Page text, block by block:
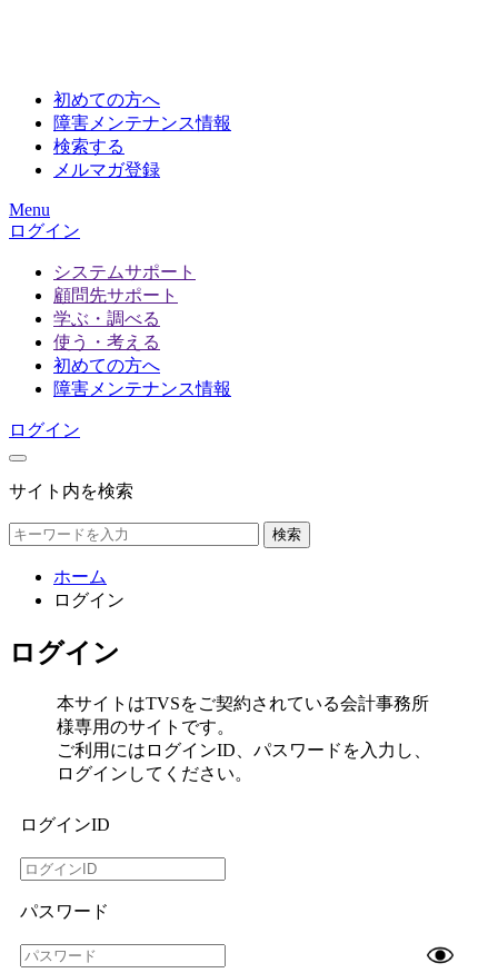
初めての方へ
障害メンテナンス情報
検索する
メルマガ登録
Menu
ログイン
システムサポート
顧問先サポート
学ぶ・調べる
使う・考える
初めての方へ
障害メンテナンス情報
ログイン
サイト内を検索
検索
ホーム
ログイン
ログイン
本サイトはTVSをご契約されている会計事務所
様専用のサイトです。
ご利用にはログインID、パスワードを入力し、
ログインしてください。
ログインID
パスワード